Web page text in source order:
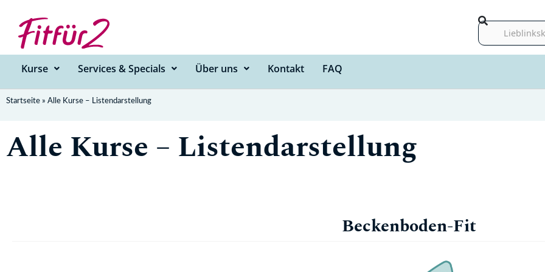
Inhalt
springen
Suche
Kurse Services & Specials Über uns Kontakt FAQ
Startseite » Alle Kurse – Listendarstellung
Alle Kurse – Listendarstellung
Beckenboden-Fit